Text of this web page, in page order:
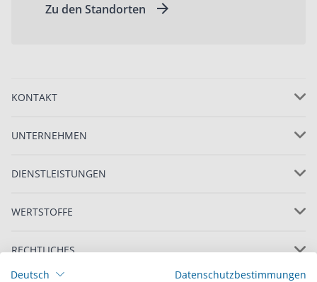
Zu den Standorten
KONTAKT
UNTERNEHMEN
DIENSTLEISTUNGEN
WERTSTOFFE
RECHTLICHES
Deutsch
Datenschutzbestimmungen